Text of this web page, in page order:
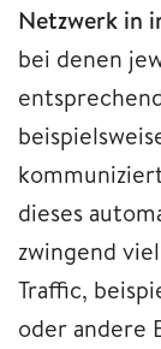
Netzwerk in
bei denen
dieses
zwingend
Traffic,
oder andere